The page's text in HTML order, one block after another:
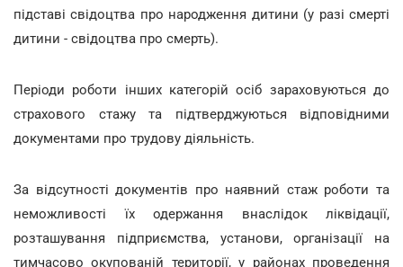
підставі свідоцтва про народження дитини (у разі смерті
дитини - свідоцтва про смерть).
Періоди роботи інших категорій осіб зараховуються до
страхового стажу та підтверджуються відповідними
документами про трудову діяльність.
За відсутності документів про наявний стаж роботи та
неможливості їх одержання внаслідок ліквідації,
розташування підприємства, установи, організації на
тимчасово окупованій території, у районах проведення